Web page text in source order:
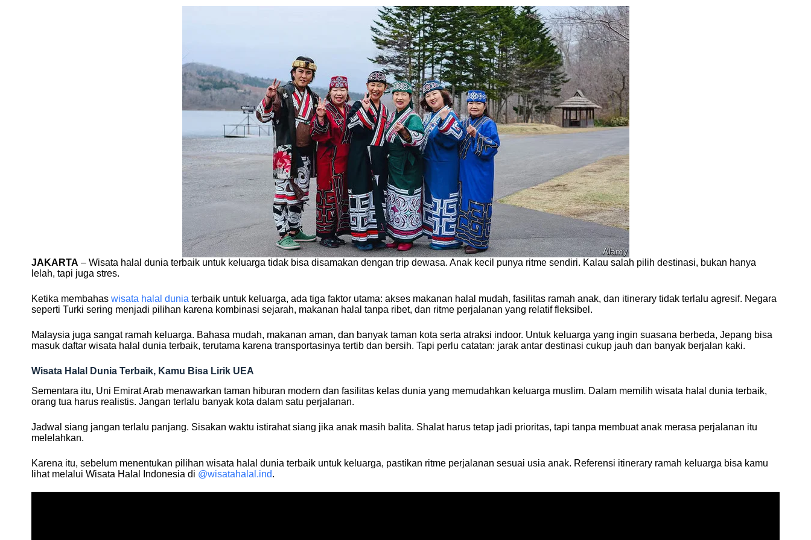
JAKARTA – Wisata halal dunia terbaik untuk keluarga tidak bisa disamakan dengan trip dewasa. Anak kecil punya ritme sendiri. Kalau salah pilih destinasi, bukan hanya
lelah, tapi juga stres.
Ketika membahas wisata halal dunia terbaik untuk keluarga, ada tiga faktor utama: akses makanan halal mudah, fasilitas ramah anak, dan itinerary tidak terlalu agresif. Negara
seperti Turki sering menjadi pilihan karena kombinasi sejarah, makanan halal tanpa ribet, dan ritme perjalanan yang relatif fleksibel.
Malaysia juga sangat ramah keluarga. Bahasa mudah, makanan aman, dan banyak taman kota serta atraksi indoor. Untuk keluarga yang ingin suasana berbeda, Jepang bisa
masuk daftar wisata halal dunia terbaik, terutama karena transportasinya tertib dan bersih. Tapi perlu catatan: jarak antar destinasi cukup jauh dan banyak berjalan kaki.
Wisata Halal Dunia Terbaik, Kamu Bisa Lirik UEA
Sementara itu, Uni Emirat Arab menawarkan taman hiburan modern dan fasilitas kelas dunia yang memudahkan keluarga muslim. Dalam memilih wisata halal dunia terbaik,
orang tua harus realistis. Jangan terlalu banyak kota dalam satu perjalanan.
Jadwal siang jangan terlalu panjang. Sisakan waktu istirahat siang jika anak masih balita. Shalat harus tetap jadi prioritas, tapi tanpa membuat anak merasa perjalanan itu
melelahkan.
Karena itu, sebelum menentukan pilihan wisata halal dunia terbaik untuk keluarga, pastikan ritme perjalanan sesuai usia anak. Referensi itinerary ramah keluarga bisa kamu
lihat melalui Wisata Halal Indonesia di @wisatahalal.ind.